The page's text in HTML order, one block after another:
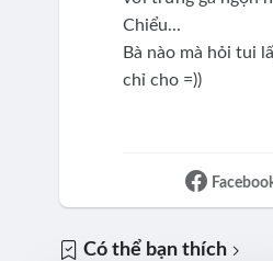
Chiểu...
Bà nào mà hỏi tui
chỉ cho =))
Có thể bạn thích